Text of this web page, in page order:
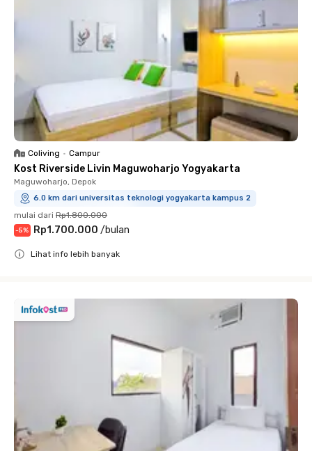
Coliving • Campur
Kost Riverside Livin Maguwoharjo Yogyakarta
Maguwoharjo, Depok
6.0 km dari universitas teknologi yogyakarta kampus 2
mulai dari Rp1.800.000
-5% Rp1.700.000 /bulan
Lihat info lebih banyak